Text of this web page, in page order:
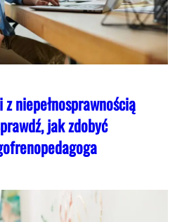
niepełnosprawnością
jak zdobyć